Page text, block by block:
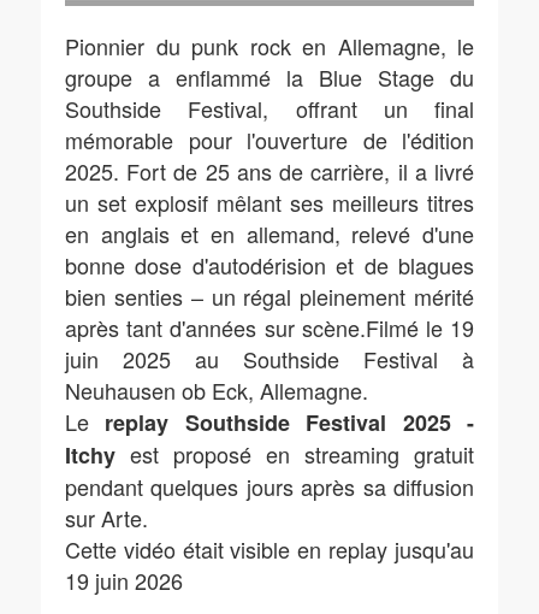
Pionnier du punk rock en Allemagne, le
groupe a enflammé la Blue Stage du
Southside Festival, offrant un final
mémorable pour l'ouverture de l'édition
2025. Fort de 25 ans de carrière, il a livré
un set explosif mêlant ses meilleurs titres
en anglais et en allemand, relevé d'une
bonne dose d'autodérision et de blagues
bien senties – un régal pleinement mérité
après tant d'années sur scène.Filmé le 19
juin 2025 au Southside Festival à
Neuhausen ob Eck, Allemagne.
Le replay Southside Festival 2025 -
Itchy est proposé en streaming gratuit
pendant quelques jours après sa diffusion
sur Arte.
Cette vidéo était visible en replay jusqu'au
19 juin 2026